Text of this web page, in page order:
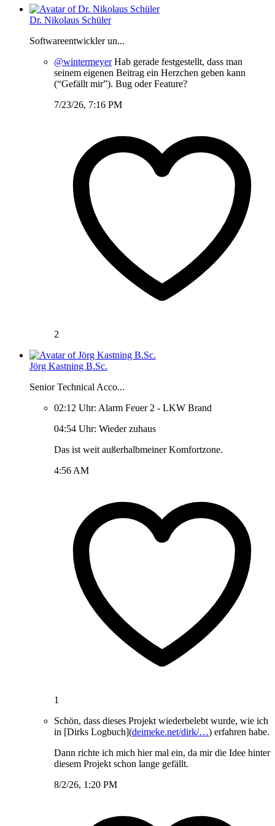
Dr. Nikolaus Schüler
Softwareentwickler un...
@wintermeyerHab gerade festgestellt, dass man
seinem eigenen Beitrag ein Herzchen geben kann
(“Gefällt mir”). Bug oder Feature?
7/23/26, 7:16 PM
2
Jörg Kastning B.Sc.
Senior Technical Acco...
02:12 Uhr: Alarm Feuer 2 - LKW Brand
04:54 Uhr: Wieder zuhaus
Das ist weit außerhalbmeiner Komfortzone.
4:56 AM
1
Schön, dass dieses Projekt wiederbelebt wurde, wie ich
in [Dirks Logbuch](deimeke.net/dirk/…) erfahren habe.
Dann richte ich mich hier mal ein, da mir die Idee hinter
diesem Projekt schon lange gefällt.
8/2/26, 1:20 PM